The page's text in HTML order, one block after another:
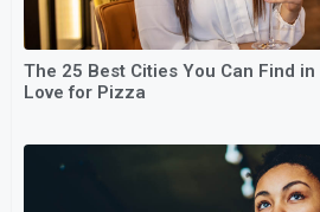
The 25 Best Cities You Can Find
Love for Pizza